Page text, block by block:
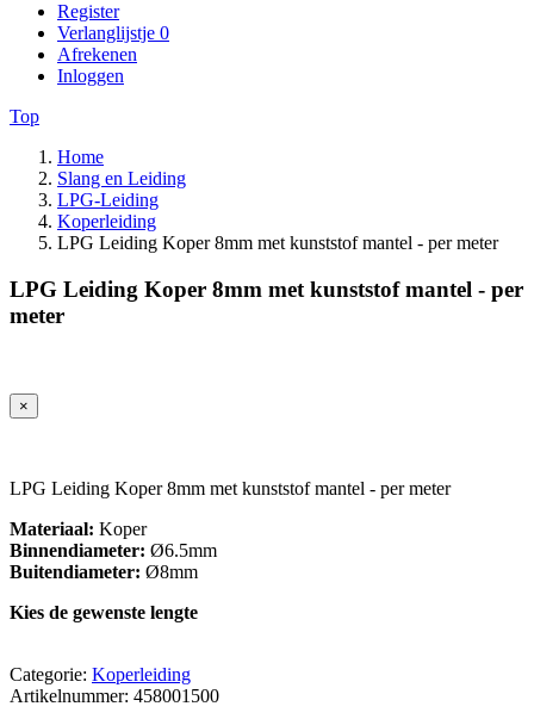
Register
Verlanglijstje 0
Afrekenen
Inloggen
Top
Home
Slang en Leiding
LPG-Leiding
Koperleiding
LPG Leiding Koper 8mm met kunststof mantel - per meter
LPG Leiding Koper 8mm met kunststof mantel - per
meter
×
LPG Leiding Koper 8mm met kunststof mantel - per meter
Materiaal: Koper
Binnendiameter: Ø6.5mm
Buitendiameter: Ø8mm
Kies de gewenste lengte
Categorie: Koperleiding
Artikelnummer: 458001500